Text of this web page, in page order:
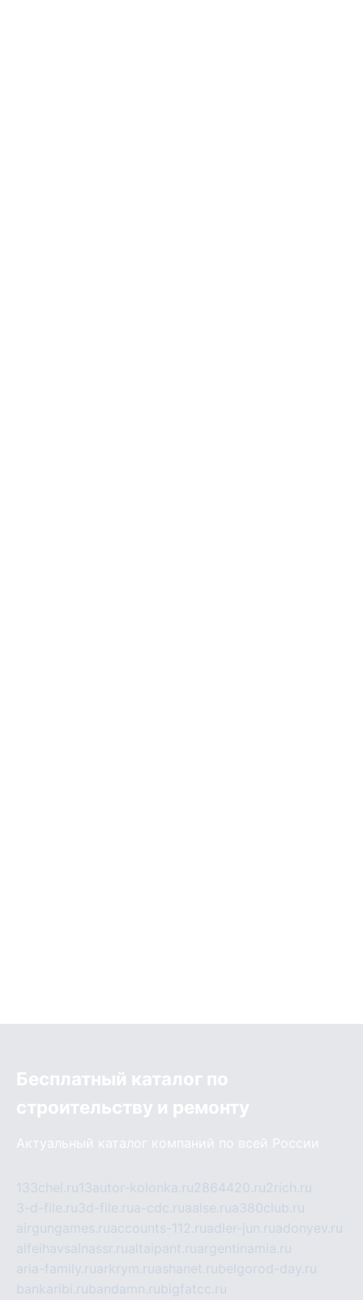
Бесплатный каталог по
строительству и ремонту
Актуальный каталог компаний по всей России
133chel.ru13autor-kolonka.ru2864420.ru2rich.ru
3-d-file.ru3d-file.rua-cdc.ruaalse.rua380club.ru
airgungames.ruaccounts-112.ruadler-jun.ruadonyev.ru
alfeihavsalnassr.rualtaipant.ruargentinamia.ru
aria-family.ruarkrym.ruashanet.rubelgorod-day.ru
bankaribi.rubandamn.rubigfatcc.ru